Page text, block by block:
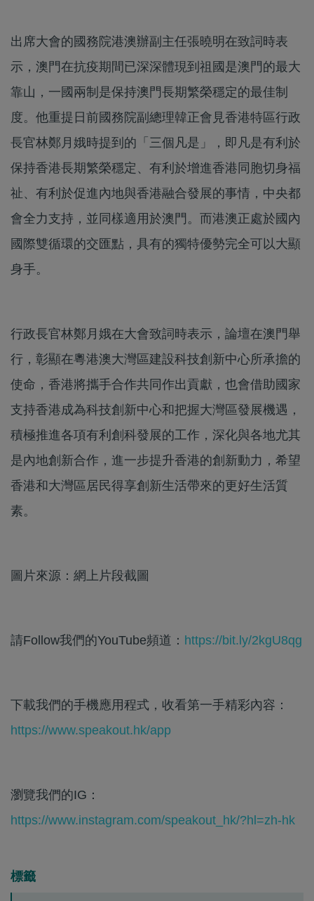
出席大會的國務院港澳辦副主任張曉明在致詞時表
示，澳門在抗疫期間已深深體現到祖國是澳門的最大
靠山，一國兩制是保持澳門長期繁榮穩定的最佳制
度。他重提日前國務院副總理韓正會見香港特區行政
長官林鄭月娥時提到的「三個凡是」，即凡是有利於
保持香港長期繁榮穩定、有利於增進香港同胞切身福
祉、有利於促進內地與香港融合發展的事情，中央都
會全力支持，並同樣適用於澳門。而港澳正處於國內
國際雙循環的交匯點，具有的獨特優勢完全可以大顯
身手。
行政長官林鄭月娥在大會致詞時表示，論壇在澳門舉
行，彰顯在粵港澳大灣區建設科技創新中心所承擔的
使命，香港將攜手合作共同作出貢獻，也會借助國家
支持香港成為科技創新中心和把握大灣區發展機遇，
積極推進各項有利創科發展的工作，深化與各地尤其
是內地創新合作，進一步提升香港的創新動力，希望
香港和大灣區居民得享創新生活帶來的更好生活質
素。
圖片來源：網上片段截圖
請Follow我們的YouTube頻道： https://bit.ly/2kgU8qg
下載我們的手機應用程式，收看第一手精彩內容：
https://www.speakout.hk/app
瀏覽我們的IG：
https://www.instagram.com/speakout_hk/?hl=zh-hk
標籤